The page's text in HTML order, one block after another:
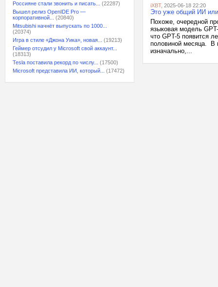
Россияне стали звонить и писать...
(22287)
Вышел релиз OpenIDE Pro —
корпоративной...
(20840)
Mitsubishi начнёт выпускать по 1000...
(20374)
Игра в стиле «Джона Уика», новая...
(19213)
Геймер отсудил у Microsoft свой аккаунт...
(18313)
Tesla поставила рекорд по числу...
(17500)
Microsoft представила ИИ, который...
(17472)
iXBT, 2025-06-18 22:20
Это уже общий ИИ
Похоже, очередной
языковая модель
что GPT-5 появится
половиной месяца. В
изначально,...